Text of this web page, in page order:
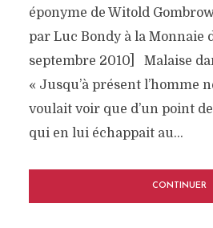
éponyme de Witold
par Luc Bondy à la Monnaie
septembre 2010] Malaise
« Jusqu’à présent l’homme
voulait voir que d’un point
qui en lui échappait au...
CONTINUER